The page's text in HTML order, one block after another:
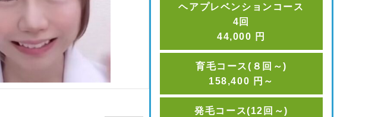
ヘアプレベンションコース
4回
44,000 円
育毛コース(８回～)
158,400 円 ～
発毛コース(12回～)